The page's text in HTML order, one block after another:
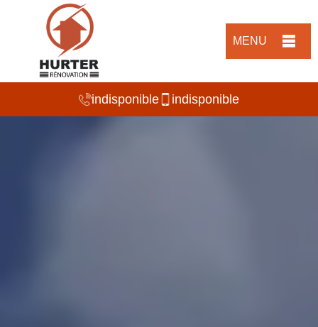
MENU
indisponible indisponible